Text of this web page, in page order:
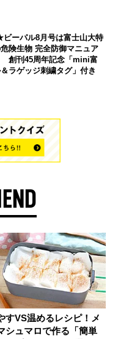
ーパル8月号は富士山大特
険生物 完全防御マニュア
創刊45周年記念「mini富
ラゲッジ刺繍タグ」付き
すVS温めるレシピ！メ
シュマロで作る「簡単